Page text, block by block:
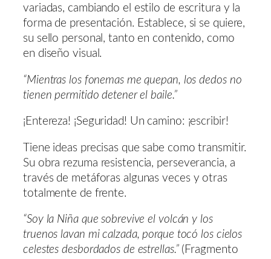
variadas, cambiando el estilo de escritura y la
forma de presentación. Establece, si se quiere,
su sello personal, tanto en contenido, como
en diseño visual.
“Mientras los fonemas me quepan, los dedos no
tienen permitido detener el baile.”
¡Entereza! ¡Seguridad! Un camino: ¡escribir!
Tiene ideas precisas que sabe como transmitir.
Su obra rezuma resistencia, perseverancia, a
través de metáforas algunas veces y otras
totalmente de frente.
“Soy la Niña que sobrevive el volcán y los
truenos lavan mi calzada, porque tocó los cielos
celestes desbordados de estrellas.”(Fragmento